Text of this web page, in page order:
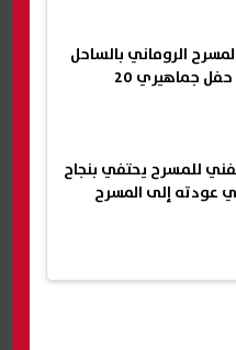
الروماني بالساحل
الشمالي في حفل جماهيري 20
للمسرح يحتفي بنجاح
عودته إلى المسرح